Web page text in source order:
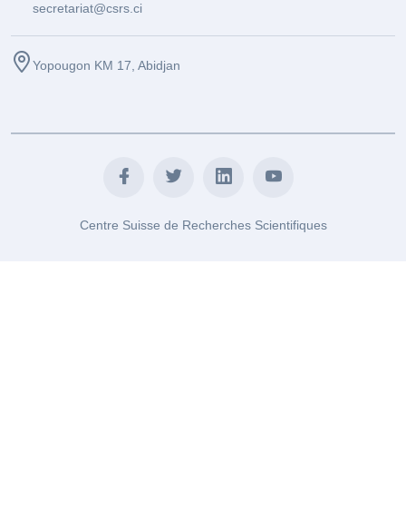
secretariat@csrs.ci
Yopougon KM 17, Abidjan
Centre Suisse de Recherches Scientifiques